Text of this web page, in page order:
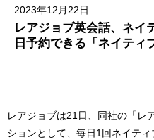
2023年12月22日
レアジョブ英会話、ネイ
日予約できる「ネイティ
レアジョブは21日、同社の「レ
ションとして、毎日1回ネイテ